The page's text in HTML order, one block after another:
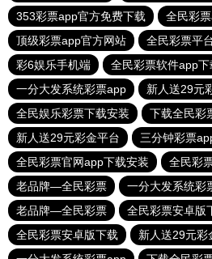
353彩票app官方免费下载
全民彩
顶级彩票app官方网站
全民彩票平
彩6娱乐手机端
全民彩票软件app下
一分大发系统彩票app
新人送29元
全民娱乐彩票下载安装
下载全民彩
新人送29元彩金平台
三分钟彩票
全民彩票官网app下载安装
全民彩
老品牌—全民彩票
一分大发系统彩
老品牌—全民彩票
全民彩票安卓版
全民彩票安卓版下载
新人送29元彩